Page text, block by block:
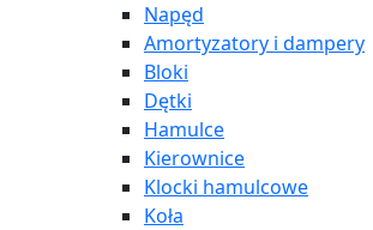
Napęd
Amortyzatory i dampery
Bloki
Dętki
Hamulce
Kierownice
Klocki hamulcowe
Koła